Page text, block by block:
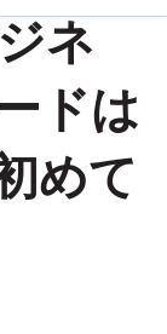
ネ
ドは
めて